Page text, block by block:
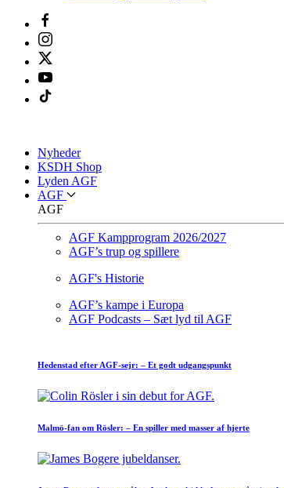
Nyheder
KSDH Shop
Lyden AGF
AGF
AGF
AGF Kampprogram 2026/2027
AGF’s trup og spillere
AGF's Historie
AGF’s kampe i Europa
AGF Podcasts – Sæt lyd til AGF
Hedenstad efter AGF-sejr: – Et godt udgangspunkt
Malmö-fan om Rösler: – En spiller med masser af hjerte